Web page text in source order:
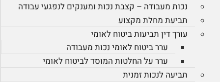
נכות מעבודה – קצבת נכות ומענקים לנפגעי עבודה
תביעת מחלת מקצוע
עורך דין תביעות ביטוח לאומי
ערר ביטוח לאומי נכות מעבודה
ערר על החלטות המוסד לביטוח לאומי
תביעה לנכות זמנית